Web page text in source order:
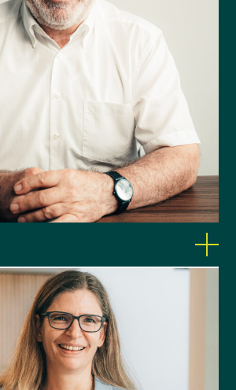
(FH)
landwirtschaftliche
an der FHVR